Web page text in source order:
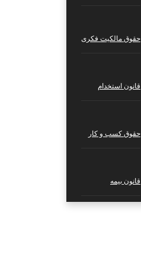
حقوق مالکیت فکری
قانون استخدام
حقوق کسب‌ و کار
قانون بیمه